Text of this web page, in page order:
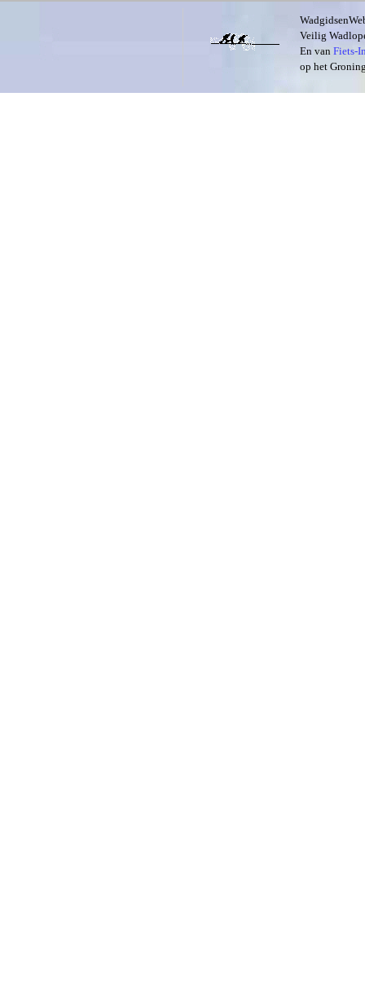
Veilig
En van Fiets-
op het